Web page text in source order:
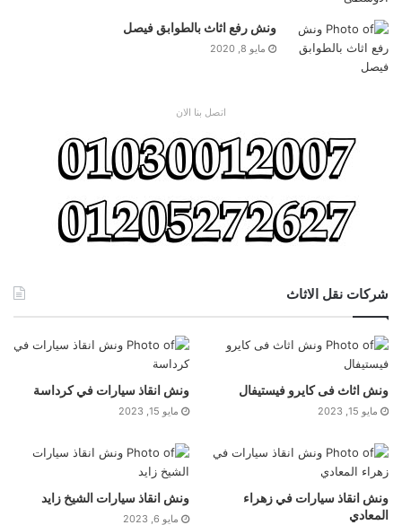
ونش رفع اثاث بالطوابق فيصل
مايو 8, 2020
اتصل بنا الان
شركات نقل الاثاث
ونش اثاث فى كايرو فيستيفال
مايو 15, 2023
ونش انقاذ سيارات في كرداسة
مايو 15, 2023
ونش انقاذ سيارات في زهراء
المعادي
ونش انقاذ سيارات الشيخ زايد
مايو 6, 2023